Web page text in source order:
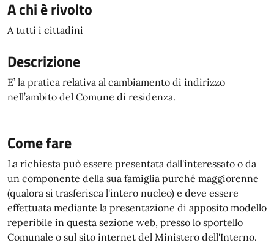
A chi è rivolto
A tutti i cittadini
Descrizione
E’ la pratica relativa al cambiamento di indirizzo
nell’ambito del Comune di residenza.
Come fare
La richiesta può essere presentata dall'interessato o da
un componente della sua famiglia purché maggiorenne
(qualora si trasferisca l'intero nucleo) e deve essere
effettuata mediante la presentazione di apposito modello
reperibile in questa sezione web, presso lo sportello
Comunale o sul sito internet del Ministero dell'Interno.